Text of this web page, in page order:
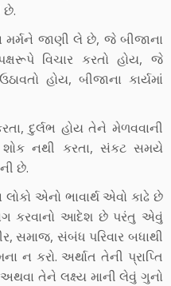
છે.
જાણી લે છે, જે બીજાના
વિચાર કરતો હોય, જે
હોય, બીજાના કાર્યમાં
દુર્લભ હોય તેને મેળવવાની
શોક નથી કરતા, સંકટ સમયે
છે.
એનો ભાવાર્થ એવો કાઢે છે
કરવાનો આદેશ છે પરંતુ એવું
સમાજ, સંબંધ પરિવાર બધાથી
ન કરો. અર્થાત તેની પ્રાપ્તિ
તેને લક્ષ્ય માની લેવું ગુનો